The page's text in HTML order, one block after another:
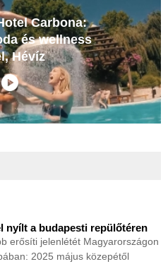
Stern
Carbona:
és wellness
Hévíz
nyílt a budapesti repülőtéren
erősíti jelenlétét Magyarországon
2025 május közepétől